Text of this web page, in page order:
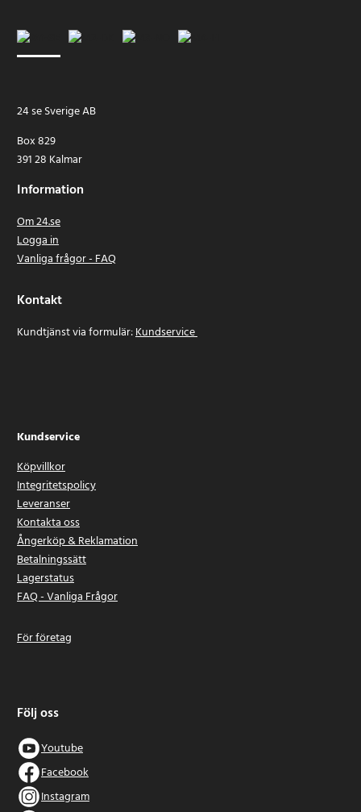
24 se Sverige AB
Box 829
391 28 Kalmar
Information
Om 24.se
Logga in
Vanliga frågor - FAQ
Kontakt
Kundtjänst via formulär:Kundservice
Kundservice
Köpvillkor
Integritetspolicy
Leveranser
Kontakta oss
Ångerköp & Reklamation
Betalningssätt
Lagerstatus
FAQ - Vanliga Frågor
För företag
Följ oss
Youtube
Facebook
Instagram